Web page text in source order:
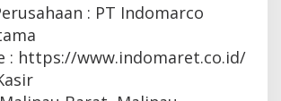
: PT Indomarco
: https://www.indomaret.co.id/